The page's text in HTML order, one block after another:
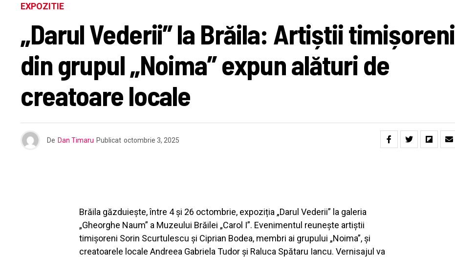
EXPOZITIE
„Darul Vederii” la Brăila: Artiștii timișoreni
din grupul „Noima” expun alături de
creatoare locale
De Dan Timaru Publicat octombrie 3, 2025
Brăila găzduiește, între 4 și 26 octombrie, expoziția „Darul Vederii” la galeria
„Gheorghe Naum” a Muzeului Brăilei „Carol I”. Evenimentul reunește artiștii
timișoreni Sorin Scurtulescu și Ciprian Bodea, membri ai grupului „Noima”, și
creatoarele locale Andreea Gabriela Tudor și Raluca Spătaru Iancu. Vernisajul va